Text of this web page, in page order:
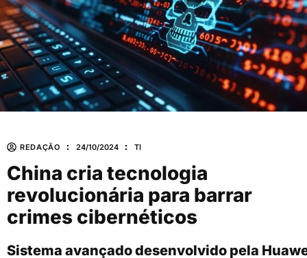
REDAÇÃO 24/10/2024 TI
China cria tecnologia
revolucionária para barrar
crimes cibernéticos
Sistema avançado desenvolvido pela